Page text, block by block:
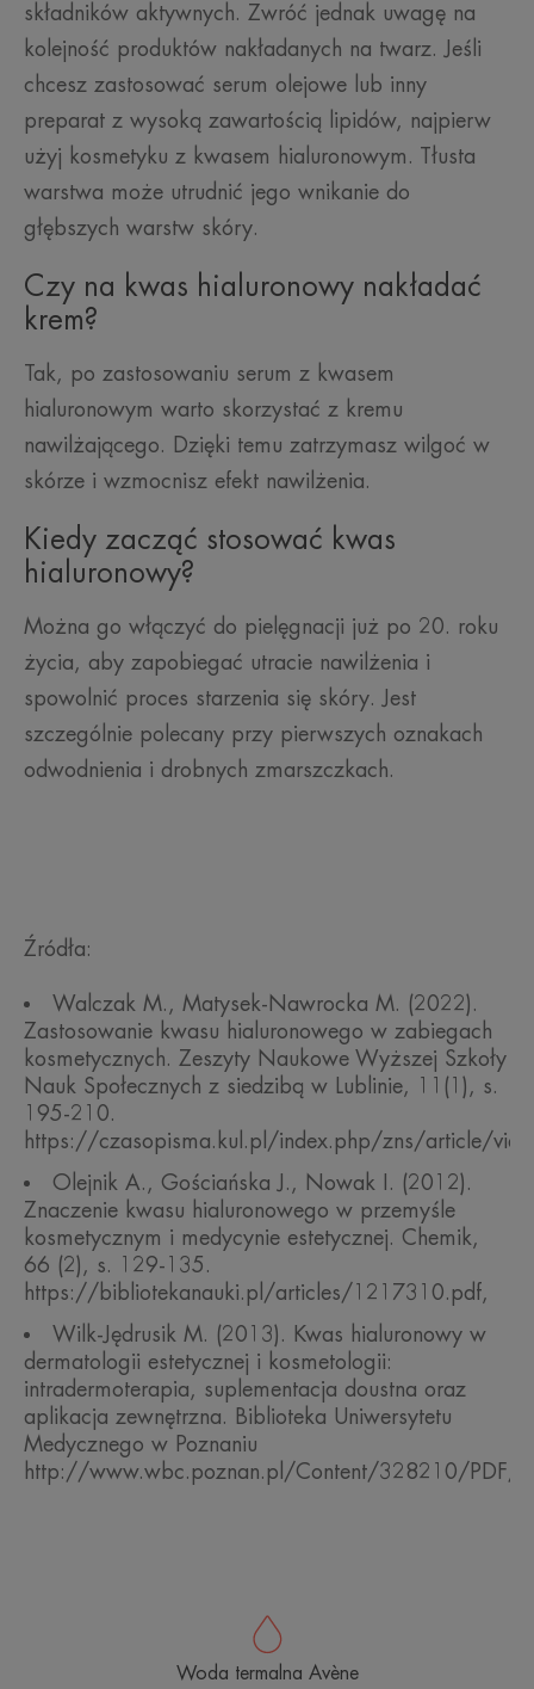
składników aktywnych. Zwróć jednak uwagę na
kolejność produktów nakładanych na twarz. Jeśli
chcesz zastosować serum olejowe lub inny
preparat z wysoką zawartością lipidów, najpierw
użyj kosmetyku z kwasem hialuronowym. Tłusta
warstwa może utrudnić jego wnikanie do
głębszych warstw skóry.
Czy na kwas hialuronowy nakładać
krem?
Tak, po zastosowaniu serum z kwasem
hialuronowym warto skorzystać z kremu
nawilżającego. Dzięki temu zatrzymasz wilgoć w
skórze i wzmocnisz efekt nawilżenia.
Kiedy zacząć stosować kwas
hialuronowy?
Można go włączyć do pielęgnacji już po 20. roku
życia, aby zapobiegać utracie nawilżenia i
spowolnić proces starzenia się skóry. Jest
szczególnie polecany przy pierwszych oznakach
odwodnienia i drobnych zmarszczkach.
Źródła:
Walczak M., Matysek-Nawrocka M. (2022).
Zastosowanie kwasu hialuronowego w zabiegach
kosmetycznych. Zeszyty Naukowe Wyższej Szkoły
Nauk Społecznych z siedzibą w Lublinie, 11(1), s.
195-210.
https://czasopisma.kul.pl/index.php/zns/article/
Olejnik A., Gościańska J., Nowak I. (2012).
Znaczenie kwasu hialuronowego w przemyśle
kosmetycznym i medycynie estetycznej. Chemik,
66 (2), s. 129-135.
https://bibliotekanauki.pl/articles/1217310.pdf,
Wilk-Jędrusik M. (2013). Kwas hialuronowy w
dermatologii estetycznej i kosmetologii:
intradermoterapia, suplementacja doustna oraz
aplikacja zewnętrzna. Biblioteka Uniwersytetu
Medycznego w Poznaniu
http://www.wbc.poznan.pl/Content/328210/PDF/
Woda termalna Avène